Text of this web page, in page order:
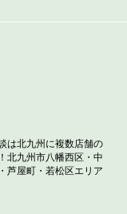
は北九州に複数店舗の
北九州市八幡西区・中
芦屋町・若松区エリア